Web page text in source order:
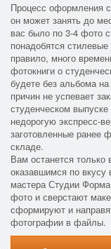
Процесс оформления
он может занять до
вас было по 3-4 фото
понадобятся
правило, много
фотокниги о
будете без альбома
причин не успевает
студенческом
недорогую экспресс-
заготовленные ранее
складе.
Вам останется
оказавшимся по вкусу
мастера Студии
фото и сверстают
сформируют и
фотографии в файлы.